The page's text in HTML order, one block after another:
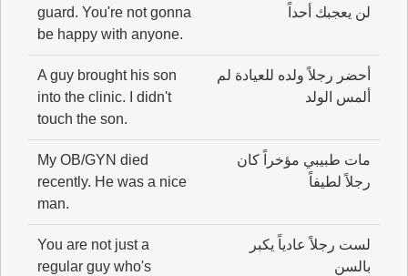
لن يعجبك أحداً
guard. You're not gonna
be happy with anyone.
أحضر رجلاً ولده للعيادة لم
ألمس الولد
A guy brought his son
into the clinic. I didn't
touch the son.
مات طبيبي مؤخراً كان
رجلاً لطيفاً
My OB/GYN died
recently. He was a nice
man.
لست رجلاً عادياً يكبر
بالسن
You are not just a
regular guy who's